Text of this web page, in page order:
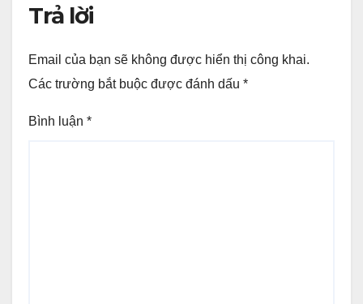
Trả lời
Email của bạn sẽ không được hiển thị công khai.
Các trường bắt buộc được đánh dấu *
Bình luận *